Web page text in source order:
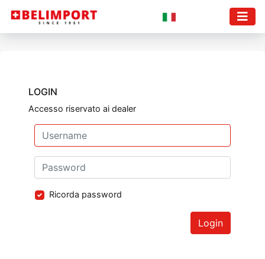
LOGIN
Accesso riservato ai dealer
Ricorda password
Login